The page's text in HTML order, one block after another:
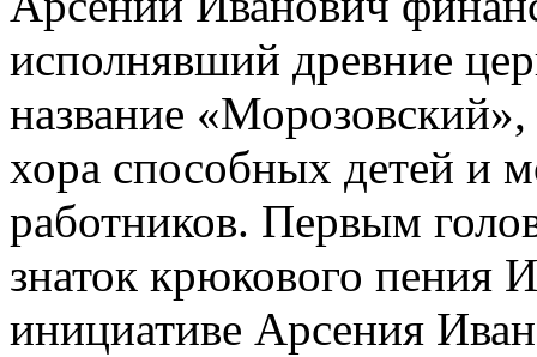
исполнявший древние
название
хора способных детей и
работников. Первым
знаток крюкового пения
инициативе Арсения